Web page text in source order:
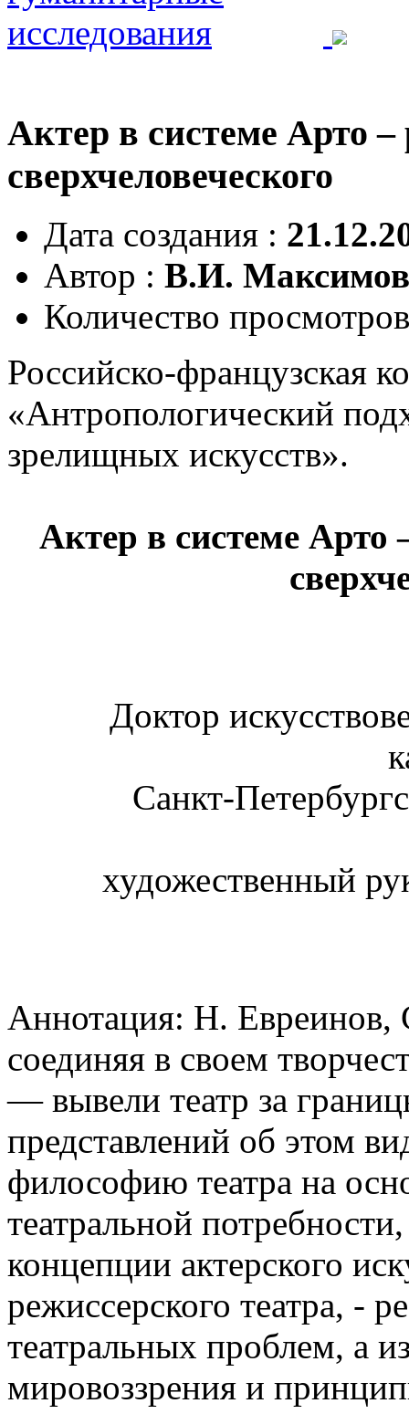
Актер в системе Арто
сверхчеловеческого
Дата создания :
Автор : В.И. Максимов
Количество
Российско-французская
«Антропологический
зрелищных искусств».
Актер в системе Арто
Доктор
Санкт-
художественный
Аннотация: Н.
соединяя в своем
— вывели театр за
представлений об этом
философию театра на
театральной
концепции актерского
режиссерского театра, -
театральных проблем, а
мировоззрения и